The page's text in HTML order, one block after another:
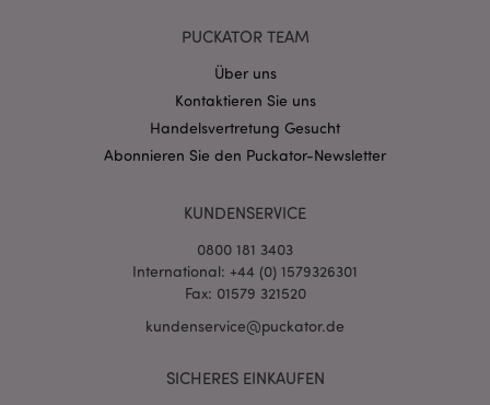
PUCKATOR TEAM
Über uns
Kontaktieren Sie uns
Handelsvertretung Gesucht
Abonnieren Sie den Puckator-Newsletter
KUNDENSERVICE
0800 181 3403
International: +44 (0) 1579326301
Fax: 01579 321520
kundenservice@puckator.de
SICHERES EINKAUFEN